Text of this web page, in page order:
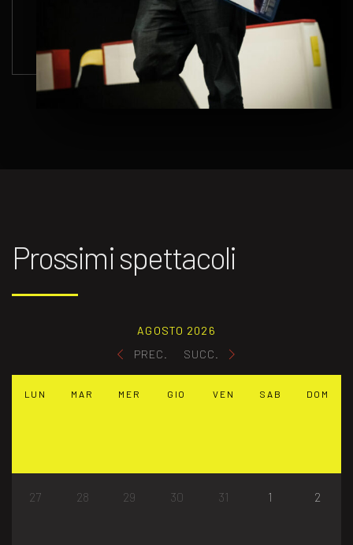
Prossimi spettacoli
PREC.
AGOSTO 2026
SUCC.
LUN MAR MER GIO VEN SAB DOM
27 28 29 30 31 1 2